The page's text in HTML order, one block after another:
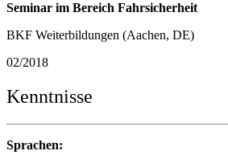
Seminar im Bereich Fahrsicherheit
BKF Weiterbildungen (Aachen, DE)
02/2018
Kenntnisse
Sprachen: